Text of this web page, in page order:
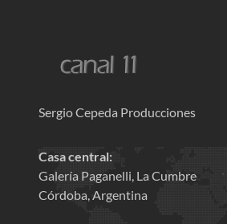
Sergio Cepeda Producciones
Casa central:
Galería Paganelli, La Cumbre
Córdoba, Argentina